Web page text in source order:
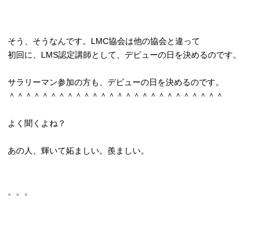
そう、そうなんです。LMC協会は他の協会と違って
初回に、LMS認定講師として、デビューの日を決めるのです。
サラリーマン参加の方も、デビューの日を決めるのです。
＾＾＾＾＾＾＾＾＾＾＾＾＾＾＾＾＾＾＾＾＾＾＾＾＾＾
よく聞くよね？
あの人、輝いて妬ましい。羨ましい。
。。。